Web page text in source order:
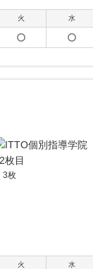
火 水
3枚
火 水